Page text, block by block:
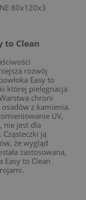
80x120x3
to Clean
rozwój
Easy to
której pielęgnacja
chroni
z kamienia.
UV,
nie jest dla
Cząsteczki ją
że wygląd
zastosowana,
to Clean